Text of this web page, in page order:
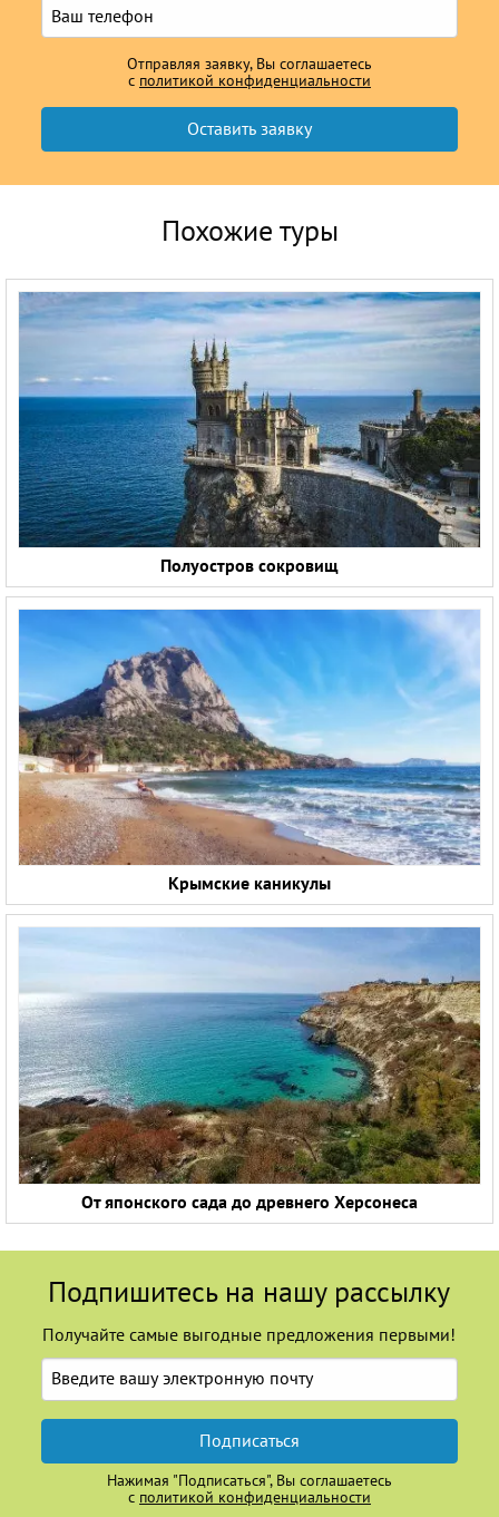
Отправляя заявку, Вы соглашаетесь
с политикой конфиденциальности
Похожие туры
Полуостров сокровищ
Крымские каникулы
От японского сада до древнего Херсонеса
Подпишитесь на нашу рассылку
Получайте самые выгодные предложения первыми!
Подписаться
Нажимая "Подписаться", Вы соглашаетесь
с политикой конфиденциальности